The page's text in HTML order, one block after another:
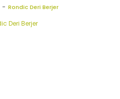
Rondic Deri Berjer